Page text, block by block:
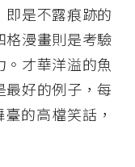
是不露痕跡的
格漫畫則是考驗
才華洋溢的魚
最好的例子，每
的高檔笑話，